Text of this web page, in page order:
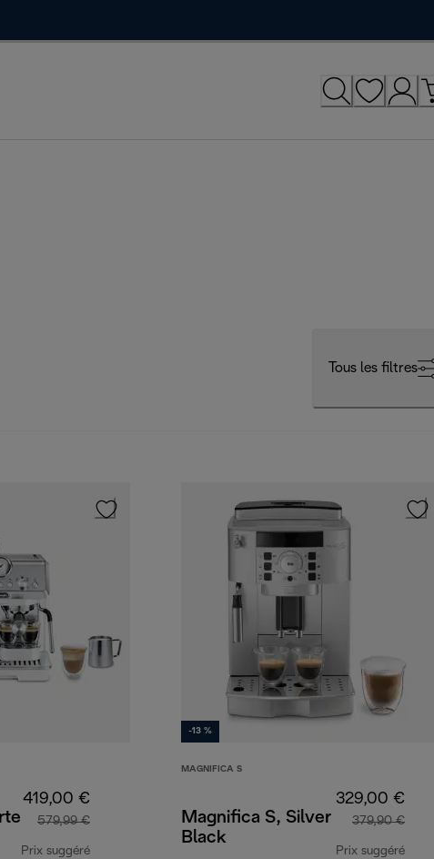
Tous les filtres
419,00 €
579,99 €
Prix suggéré
-13 %
MAGNIFICA S
Magnifica S, Silver
Black
329,00 €
379,90 €
Prix suggéré